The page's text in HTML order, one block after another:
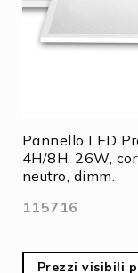
Pannello LED
4H/8H, 26W,
neutro, dimm.
115716
Prezzi visibili